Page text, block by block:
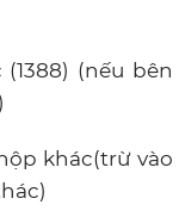
(nếu bên
khác(trừ vào